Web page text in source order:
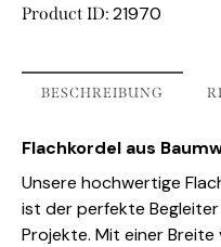
Product ID: 21970
BESCHREIBUNG
Flachkordel aus
Unsere hochwertige
ist der perfekte
Projekte. Mit einer Breite